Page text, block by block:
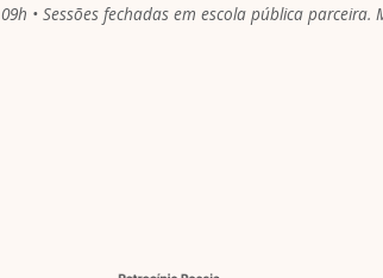
09h • Sessões fechadas em escola pública